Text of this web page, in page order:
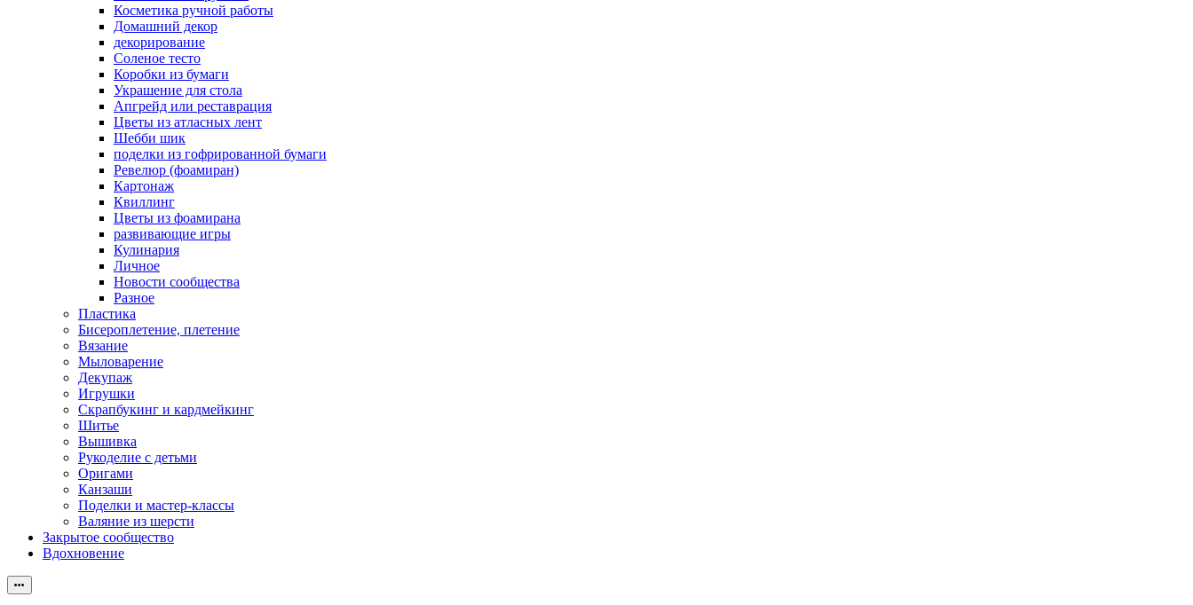
Косметика ручной работы
Домашний декор
декорирование
Соленое тесто
Коробки из бумаги
Украшение для стола
Апгрейд или реставрация
Цветы из атласных лент
Шебби шик
поделки из гофрированной бумаги
Ревелюр (фоамиран)
Картонаж
Квиллинг
Цветы из фоамирана
развивающие игры
Кулинария
Личное
Новости сообщества
Разное
Пластика
Бисероплетение, плетение
Вязание
Мыловарение
Декупаж
Игрушки
Скрапбукинг и кардмейкинг
Шитье
Вышивка
Рукоделие с детьми
Оригами
Канзаши
Поделки и мастер-классы
Валяние из шерсти
Закрытое сообщество
Вдохновение